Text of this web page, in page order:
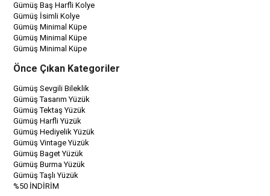
Gümüş Baş Harfli Kolye
Gümüş İsimli Kolye
Gümüş Minimal Küpe
Gümüş Minimal Küpe
Gümüş Minimal Küpe
Önce Çıkan Kategoriler
Gümüş Sevgili Bileklik
Gümüş Tasarım Yüzük
Gümüş Tektaş Yüzük
Gümüş Harfli Yüzük
Gümüş Hediyelik Yüzük
Gümüş Vintage Yüzük
Gümüş Baget Yüzük
Gümüş Burma Yüzük
Gümüş Taşlı Yüzük
%50 İNDİRİM